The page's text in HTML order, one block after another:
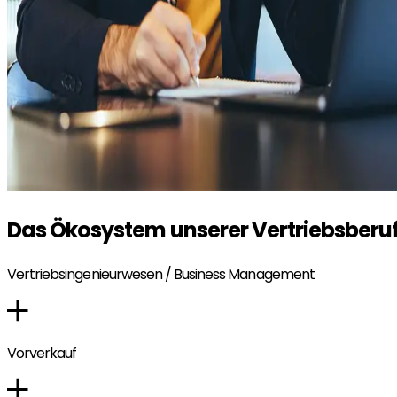
Das Ökosystem unserer
Vertriebsingenieurwesen / Business Management
Vorverkauf